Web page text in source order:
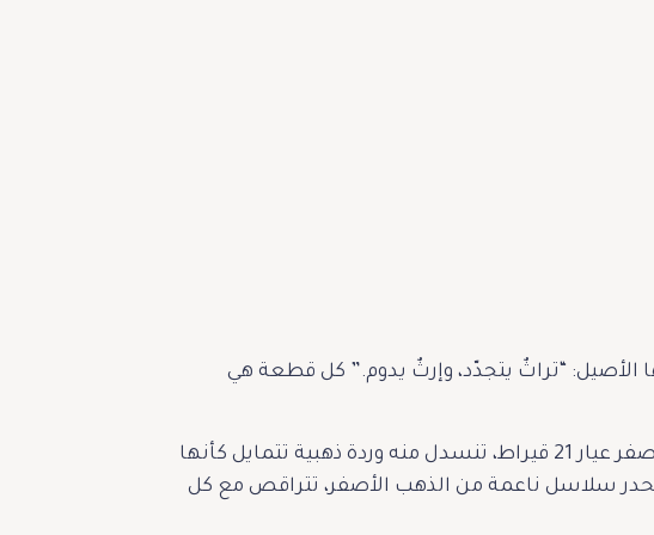
الأصيل: “تراثٌ يتجدّد، وإرثٌ يدوم.” كل قطعة هي
بدأت الإطلالة بـ “هيار الشعر”، وهو تصميم تراثي يزيّن الرأس، مصنوع من الذهب الأصفر عيار 21 قيراط، تنسدل منه وردة ذهبية تتمايل كأنها
سلاسل ناعمة من الذهب الأصفر، تتراقص مع كل